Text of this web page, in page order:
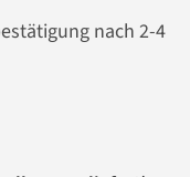
nach 2-4